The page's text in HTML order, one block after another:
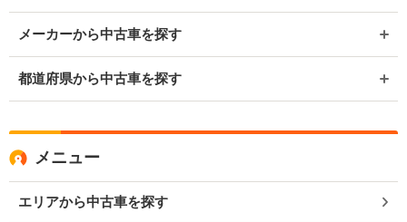
メーカーから中古車を探す
都道府県から中古車を探す
メニュー
エリアから中古車を探す